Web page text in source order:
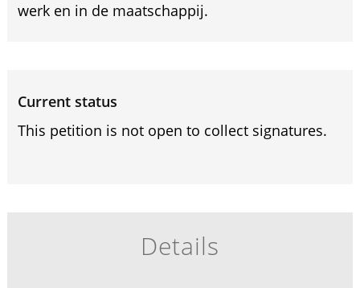
werk en in de maatschappij.
Current status
This petition is not open to collect signatures.
Details